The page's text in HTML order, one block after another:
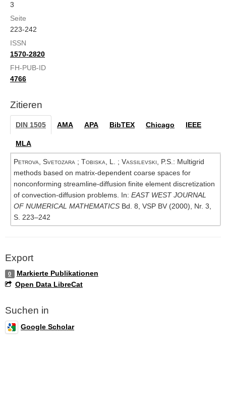
3
Seite
223-242
ISSN
1570-2820
FH-PUB-ID
4766
Zitieren
DIN 1505 AMA APA BibTEX Chicago IEEE
MLA
Petrova, Svetozara ; Tobiska, L. ; Vassilevski, P.S. : Multigrid
methods based on matrix-dependent coarse spaces for
nonconforming streamline-diffusion finite element discretization
of convection-diffusion problems. In: EAST WEST JOURNAL
OF NUMERICAL MATHEMATICS Bd. 8, VSP BV (2000), Nr. 3,
S. 223–242
Export
0
Markierte Publikationen
Open Data LibreCat
Suchen in
Google Scholar